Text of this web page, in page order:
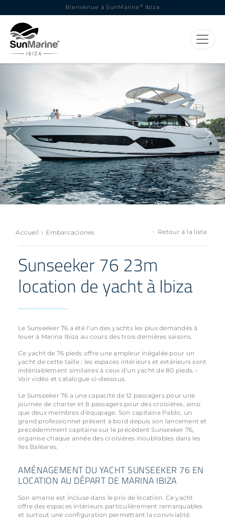
Bienvenue à SunMarine ® Ibiza
Previous Next
Accueil › Embarcaciones Retour à la liste
Sunseeker 76 23m
location de yacht à Ibiza
Le Sunseeker 76 a été l’un des yachts les plus demandés à
louer à Marina Ibiza au cours des trois dernières saisons.
Ce yacht de 76 pieds offre une ampleur inégalée pour un
yacht de cette taille : les espaces intérieurs et extérieurs sont
indéniablement similaires à ceux d’un yacht de 80 pieds. ›
Voir vidéo et catalogue ci-dessous.
Le Sunseeker 76 a une capacité de 12 passagers pour une
journée de charter et 8 passagers pour des croisières, ainsi
que deux membres d’équipage. Son capitaine Pablo, un
grand professionnel présent à bord depuis son lancement et
précédemment capitaine sur le précédent Sunseeker 76,
organise chaque année des croisières inoubliables dans les
îles Baléares.
AMÉNAGEMENT DU YACHT SUNSEEKER 76 EN
LOCATION AU DÉPART DE MARINA IBIZA
Son amarre est incluse dans le prix de location. Ce yacht
offre des espaces intérieurs particulièrement remarquables
et surtout une configuration permettant la convivialité.